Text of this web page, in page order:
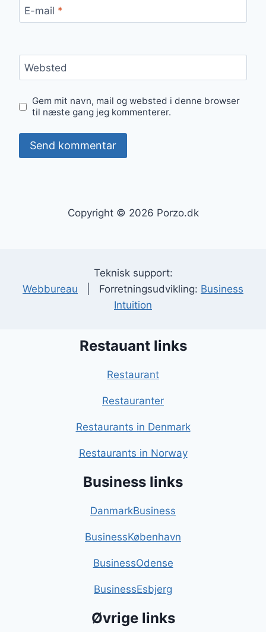
E-mail *
Websted
Gem mit navn, mail og websted i denne browser
til næste gang jeg kommenterer.
Copyright © 2026 Porzo.dk
Teknisk support:
Webbureau | Forretningsudvikling: Business
Intuition
Restauant links
Restaurant
Restauranter
Restaurants in Denmark
Restaurants in Norway
Business links
DanmarkBusiness
BusinessKøbenhavn
BusinessOdense
BusinessEsbjerg
Øvrige links